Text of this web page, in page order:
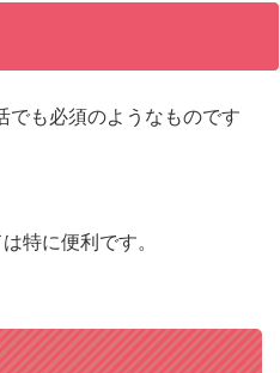
でも必須のようなものです
特に便利です。